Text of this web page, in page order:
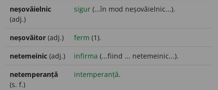
neșovăielnic
(adj.)
sigur (...în mod neșovăielnic...).
neșovăitor (adj.) ferm (1).
netemeinic (adj.) infirma (...fiind ... netemeinic...).
netemperanță
(s. f.)
intemperanță.